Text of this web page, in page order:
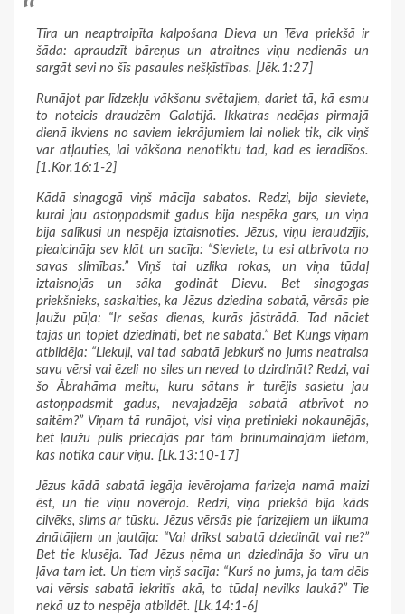
Tīra un neaptraipīta kalpošana Dieva un Tēva priekšā ir
šāda: apraudzīt bāreņus un atraitnes viņu nedienās un
sargāt sevi no šīs pasaules nešķīstības. [Jēk.1:27]
Runājot par līdzekļu vākšanu svētajiem, dariet tā, kā esmu
to noteicis draudzēm Galatijā. Ikkatras nedēļas pirmajā
dienā ikviens no saviem iekrājumiem lai noliek tik, cik viņš
var atļauties, lai vākšana nenotiktu tad, kad es ieradīšos.
[1.Kor.16:1-2]
Kādā sinagogā viņš mācīja sabatos. Redzi, bija sieviete,
kurai jau astoņpadsmit gadus bija nespēka gars, un viņa
bija salīkusi un nespēja iztaisnoties. Jēzus, viņu ieraudzījis,
pieaicināja sev klāt un sacīja: “Sieviete, tu esi atbrīvota no
savas slimības.” Viņš tai uzlika rokas, un viņa tūdaļ
iztaisnojās un sāka godināt Dievu. Bet sinagogas
priekšnieks, saskaities, ka Jēzus dziedina sabatā, vērsās pie
ļaužu pūļa: “Ir sešas dienas, kurās jāstrādā. Tad nāciet
tajās un topiet dziedināti, bet ne sabatā.” Bet Kungs viņam
atbildēja: “Liekuļi, vai tad sabatā jebkurš no jums neatraisa
savu vērsi vai ēzeli no siles un neved to dzirdināt? Redzi, vai
šo Ābrahāma meitu, kuru sātans ir turējis sasietu jau
astoņpadsmit gadus, nevajadzēja sabatā atbrīvot no
saitēm?” Viņam tā runājot, visi viņa pretinieki nokaunējās,
bet ļaužu pūlis priecājās par tām brīnumainajām lietām,
kas notika caur viņu. [Lk.13:10-17]
Jēzus kādā sabatā iegāja ievērojama farizeja namā maizi
ēst, un tie viņu novēroja. Redzi, viņa priekšā bija kāds
cilvēks, slims ar tūsku. Jēzus vērsās pie farizejiem un likuma
zinātājiem un jautāja: “Vai drīkst sabatā dziedināt vai ne?”
Bet tie klusēja. Tad Jēzus ņēma un dziedināja šo vīru un
ļāva tam iet. Un tiem viņš sacīja: “Kurš no jums, ja tam dēls
vai vērsis sabatā iekritīs akā, to tūdaļ nevilks laukā?” Tie
nekā uz to nespēja atbildēt. [Lk.14:1-6]